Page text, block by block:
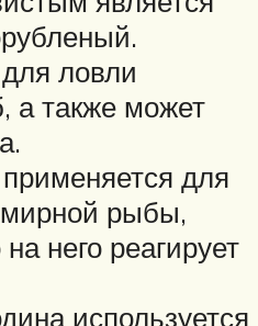
ловли
а также может
для
рыбы,
него реагирует
используется